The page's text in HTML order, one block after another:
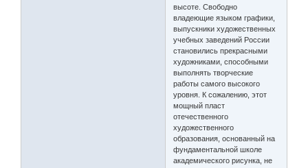
высоте. Свободно
владеющие языком графики,
выпускники художественных
учебных заведений России
становились прекрасными
художниками, способными
выполнять творческие
работы самого высокого
уровня. К сожалению, этот
мощный пласт
отечественного
художественного
образования, основанный на
фундаментальной школе
академического рисунка, не